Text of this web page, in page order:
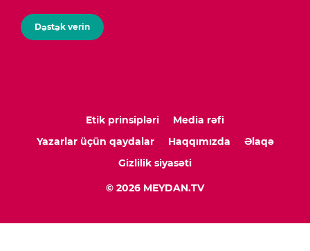
Dəstək verin
Etik prinsipləri
Media rəfi
Yazarlar üçün qaydalar
Haqqımızda
Əlaqə
Gizlilik siyasəti
© 2026 MEYDAN.TV